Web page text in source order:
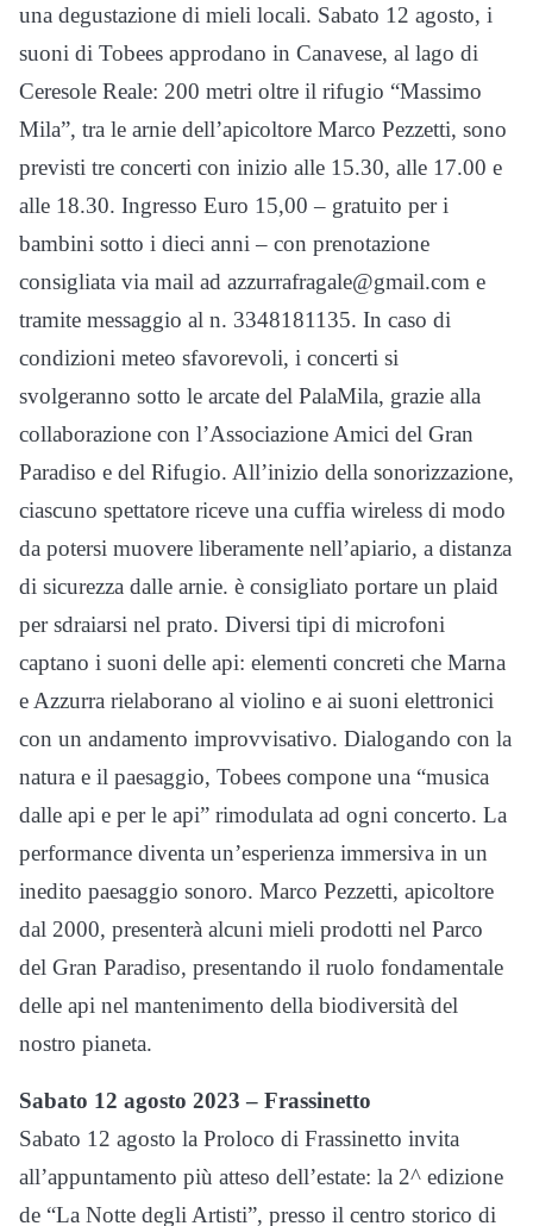
una degustazione di mieli locali. Sabato 12 agosto, i
suoni di Tobees approdano in Canavese, al lago di
Ceresole Reale: 200 metri oltre il rifugio “Massimo
Mila”, tra le arnie dell’apicoltore Marco Pezzetti, sono
previsti tre concerti con inizio alle 15.30, alle 17.00 e
alle 18.30. Ingresso Euro 15,00 – gratuito per i
bambini sotto i dieci anni – con prenotazione
consigliata via mail ad azzurrafragale@gmail.com e
tramite messaggio al n. 3348181135. In caso di
condizioni meteo sfavorevoli, i concerti si
svolgeranno sotto le arcate del PalaMila, grazie alla
collaborazione con l’Associazione Amici del Gran
Paradiso e del Rifugio. All’inizio della sonorizzazione,
ciascuno spettatore riceve una cuffia wireless di modo
da potersi muovere liberamente nell’apiario, a distanza
di sicurezza dalle arnie. è consigliato portare un plaid
per sdraiarsi nel prato. Diversi tipi di microfoni
captano i suoni delle api: elementi concreti che Marna
e Azzurra rielaborano al violino e ai suoni elettronici
con un andamento improvvisativo. Dialogando con la
natura e il paesaggio, Tobees compone una “musica
dalle api e per le api” rimodulata ad ogni concerto. La
performance diventa un’esperienza immersiva in un
inedito paesaggio sonoro. Marco Pezzetti, apicoltore
dal 2000, presenterà alcuni mieli prodotti nel Parco
del Gran Paradiso, presentando il ruolo fondamentale
delle api nel mantenimento della biodiversità del
nostro pianeta.
Sabato 12 agosto 2023 – Frassinetto
Sabato 12 agosto la Proloco di Frassinetto invita
all’appuntamento più atteso dell’estate: la 2^ edizione
de “La Notte degli Artisti”, presso il centro storico di